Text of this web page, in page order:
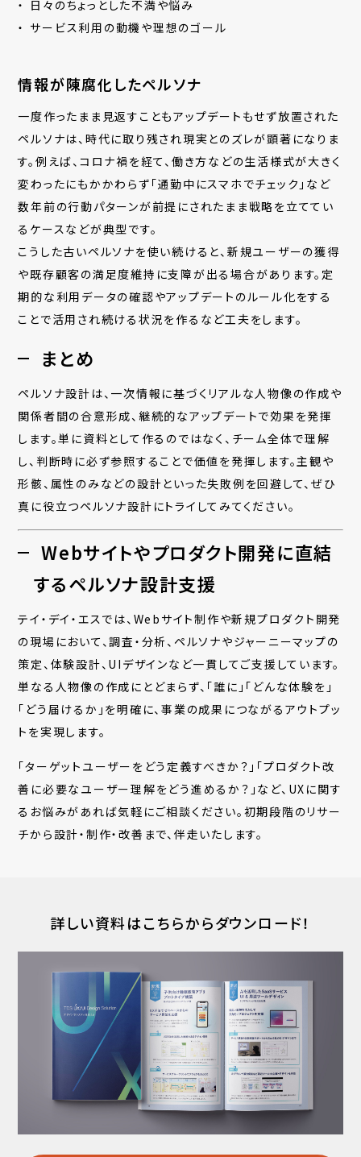
日々のちょっとした不満や悩み
サービス利用の動機や理想のゴール
情報が陳腐化したペルソナ
一度作ったまま見返すこともアップデートもせず放置された
ペルソナは、時代に取り残され現実とのズレが顕著になりま
す。例えば、コロナ禍を経て、働き方などの生活様式が大きく
変わったにもかかわらず「通勤中にスマホでチェック」など
数年前の行動パターンが前提にされたまま戦略を立ててい
るケースなどが典型です。
こうした古いペルソナを使い続けると、新規ユーザーの獲得
や既存顧客の満足度維持に支障が出る場合があります。定
期的な利用データの確認やアップデートのルール化をする
ことで活用され続ける状況を作るなど工夫をします。
まとめ
ペルソナ設計は、一次情報に基づくリアルな人物像の作成や
関係者間の合意形成、継続的なアップデートで効果を発揮
します。単に資料として作るのではなく、チーム全体で理解
し、判断時に必ず参照することで価値を発揮します。主観や
形骸、属性のみなどの設計といった失敗例を回避して、ぜひ
真に役立つペルソナ設計にトライしてみてください。
Webサイトやプロダクト開発に直結
するペルソナ設計支援
テイ・デイ・エスでは、Webサイト制作や新規プロダクト開発
の現場において、調査・分析、ペルソナやジャーニーマップの
策定、体験設計、UIデザインなど一貫してご支援しています。
単なる人物像の作成にとどまらず、「誰に」「どんな体験を」
「どう届けるか」を明確に、事業の成果につながるアウトプッ
トを実現します。
「ターゲットユーザーをどう定義すべきか？」「プロダクト改
善に必要なユーザー理解をどう進めるか？」など、UXに関す
るお悩みがあれば気軽にご相談ください。初期段階のリサー
チから設計・制作・改善まで、伴走いたします。
詳しい資料はこちらからダウンロード！